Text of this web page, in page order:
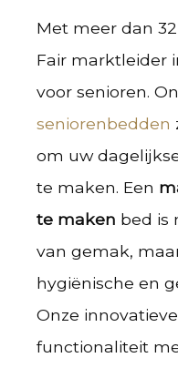
Met meer dan
Fair marktleider
voor senioren.
seniorenbedden
om uw
te maken. Een
te maken bed is
van gemak,
hygiënische en
Onze
functionaliteit